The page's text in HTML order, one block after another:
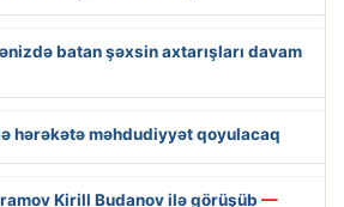
batan şəxsin axtarışları davam
hərəkətə məhdudiyyət qoyulacaq
Kirill Budanov ilə görüşüb —